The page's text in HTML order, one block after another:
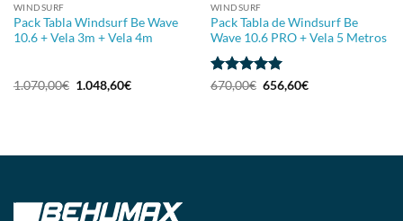
WINDSURF
Pack Tabla Windsurf Be Wave
10.6 + Vela 3m + Vela 4m
1.070,00€ 1.048,60€
WINDSURF
Pack Tabla de Windsurf Be
Wave 10.6 PRO + Vela 5 Metros
Avaliação5
670,00€ 656,60€